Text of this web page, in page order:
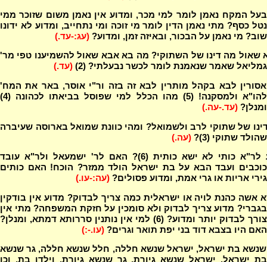
המקח נאמן לומר למי מכר, ומדוע אין נאמן משום שזוכר ממי
נטל כסף? מתי נאמן הדין לומר מי זוכה ומי נתחייב, ומדוע לא ידונו
שוב? מי נאמן על הבכור, ובאיזה זמן, ומדוע? (עג:-עד.)
שאול מה דינו של השתוקי? מה בא אבא שאול להשמיענו טפי מר'
גמליאל שאמר שנאמנת לומר לכשר נבעלתי? (2)
(עד.)
לבא בקהל מותרין לבא זה בזה ור"י אוסר, באר את המח'
להו"א ולמסקנה! (5) מהו הכלל למי שפוסל בביאתו לכהונה (4)
ומנלן? (עד.-עה.)
של שתוקי לרב ולשמואל? ומהי כוונת שמואל בארוסה שעיברה
שהולד שתוקי (3)?
(עה.)
מדוע לר"א כותי לא ישא כותית (6)? האם לר' ישמעאל ולר"א עובד
כוכבים ועבד הבא על בת ישראל הולד ממזר? הוכח! האם כותים
גירי אריות או גרי אמת, ומדוע פסולים? (עה:-עו.)
אשה כהנת לויה או ישראלית כמה צריך לבדוק? מדוע אין בודקין
בגברי? מדוע צריך לבדוק ולא סומכין על חזקת המשפחה? מתי אין
צורך לבדוק יותר ומדוע? (6) למי אין נותנין סררותא דמתא, ומנלן?
האם היו בצבא דוד בני יפת תואר וגרים? (עו.-:)
בת ישראל, ישראל שנשא חללה, חלל שנשא חללה, גר שנשא
בת ישראל, ישראל שנשא גיורת, גר שנשא גיורת, וילדו בת, וכן